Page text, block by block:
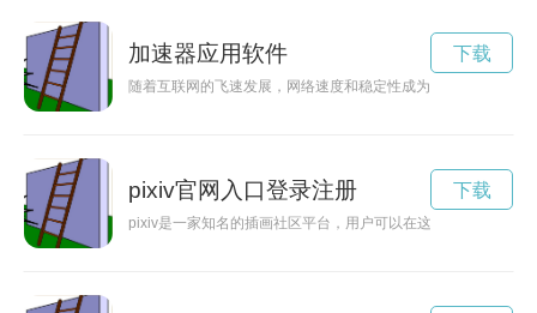
加速器应用软件
随着互联网的飞速发展，网络速度和稳定性成为用户最关心的
下载
pixiv官网入口登录注册
pixiv是一家知名的插画社区平台，用户可以在这里发布、分享
下载